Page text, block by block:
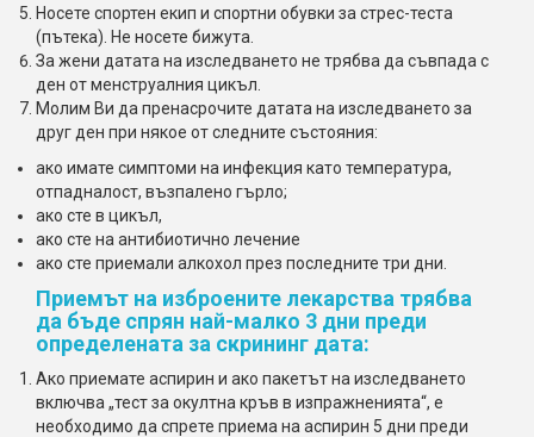
Носете спортен екип и спортни обувки за стрес-теста
(пътека). Не носете бижута.
За жени датата на изследването не трябва да съвпада с
ден от менструалния цикъл.
Молим Ви да пренасрочите датата на изследването за
друг ден при някое от следните състояния:
ако имате симптоми на инфекция като температура,
отпадналост, възпалено гърло;
ако сте в цикъл,
ако сте на антибиотично лечение
ако сте приемали алкохол през последните три дни.
Приемът на изброените лекарства трябва
да бъде спрян най-малко 3 дни преди
определената за скрининг дата:
Ако приемате аспирин и ако пакетът на изследването
включва „тест за окултна кръв в изпражненията“, е
необходимо да спрете приема на аспирин 5 дни преди